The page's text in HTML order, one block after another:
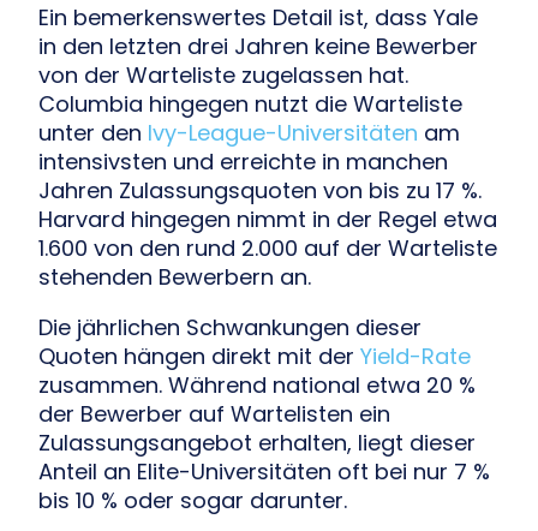
Ein bemerkenswertes Detail ist, dass Yale
in den letzten drei Jahren keine Bewerber
von der Warteliste zugelassen hat.
Columbia hingegen nutzt die Warteliste
unter den Ivy-League-Universitäten am
intensivsten und erreichte in manchen
Jahren Zulassungsquoten von bis zu 17 %.
Harvard hingegen nimmt in der Regel etwa
1.600 von den rund 2.000 auf der Warteliste
stehenden Bewerbern an.
Die jährlichen Schwankungen dieser
Quoten hängen direkt mit der Yield-Rate
zusammen. Während national etwa 20 %
der Bewerber auf Wartelisten ein
Zulassungsangebot erhalten, liegt dieser
Anteil an Elite-Universitäten oft bei nur 7 %
bis 10 % oder sogar darunter.